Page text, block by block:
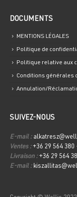
DOCUMENTS
MENTIONS LÉGALES
Politique de
Politique relative aux
Conditions générales
Annulation/
SUIVEZ-NOUS
E-mail :
Ventes : +36 29 564 380
Livraison : +36 29 564
E-mail :